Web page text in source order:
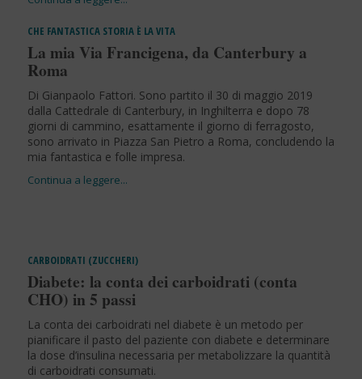
CHE FANTASTICA STORIA È LA VITA
La mia Via Francigena, da Canterbury a
Roma
Di Gianpaolo Fattori. Sono partito il 30 di maggio 2019
dalla Cattedrale di Canterbury, in Inghilterra e dopo 78
giorni di cammino, esattamente il giorno di ferragosto,
sono arrivato in Piazza San Pietro a Roma, concludendo la
mia fantastica e folle impresa.
CARBOIDRATI (ZUCCHERI)
Diabete: la conta dei carboidrati (conta
CHO) in 5 passi
La conta dei carboidrati nel diabete è un metodo per
pianificare il pasto del paziente con diabete e determinare
la dose d’insulina necessaria per metabolizzare la quantità
di carboidrati consumati.